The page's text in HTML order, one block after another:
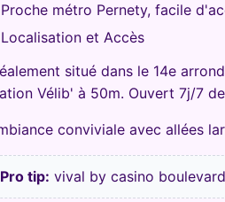
Proche métro Pernety, facile
Localisation et Accès
situé dans le 14e
Vélib' à 50m. Ouvert 7j/7
conviviale avec allées
Pro tip: vival by casino